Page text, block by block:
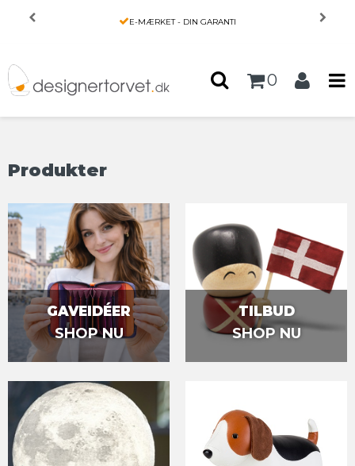
E-MÆRKET - DIN GARANTI
0
Forside
Produkter
GAVEIDÉER
SHOP NU
TILBUD
SHOP NU